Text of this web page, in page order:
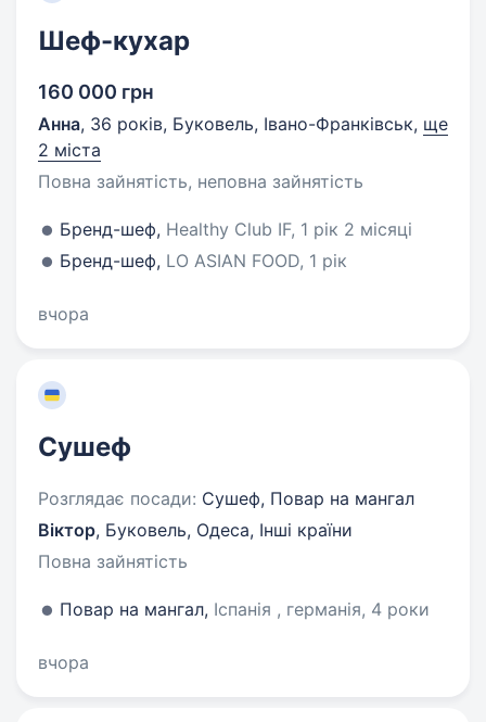
Шеф-кухар
160 000 грн
Анна, 36 років, Буковель, Івано-Франківськ, ще
2 міста
Повна зайнятість, неповна зайнятість
Бренд-шеф, Healthy Club IF, 1 рік 2 місяці
Бренд-шеф, LO ASIAN FOOD, 1 рік
вчора
Сушеф
Розглядає посади: Сушеф, Повар на мангал
Віктор, Буковель, Одеса, Інші країни
Повна зайнятість
Повар на мангал, Іспанія , германія, 4 роки
вчора